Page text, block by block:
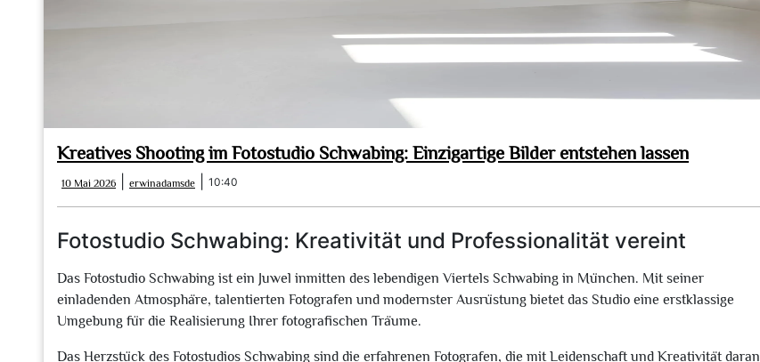
Kreatives Shooting im Fotostudio Schwabing: Einzigartige Bilder entstehen lassen
10 Mai 2026
Mai
2026
erwinadamsde erwinadamsde
10:40
Fotostudio Schwabing: Kreativität und Professionalität vereint
Das Fotostudio Schwabing ist ein Juwel inmitten des lebendigen Viertels Schwabing in München. Mit seiner
einladenden Atmosphäre, talentierten Fotografen und modernster Ausrüstung bietet das Studio eine erstklassige
Umgebung für die Realisierung Ihrer fotografischen Träume.
Das Herzstück des Fotostudios Schwabing sind die erfahrenen Fotografen, die mit Leidenschaft und Kreativität daran